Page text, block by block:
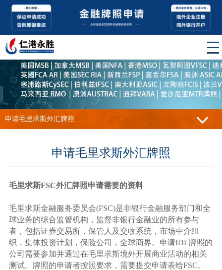
申请毛里求斯外汇牌照
申请毛里求斯外汇牌照
毛里求斯FSC外汇牌照申请需要的资料
毛里求斯金融服务委员会(FSC)是非银行金融服务部门和全
球业务的综合监管机构，监督非银行金融业的所有参与
者，包括证券交易所，保管人及交收系统，市场中介组
织，集体投资计划，保险公司，全球商界。申请IDL牌照的
公司需要参加并通过在毛里求斯境外开展商业活动的相关
测试。牌照的申请者按照要求，需要提交申请表给FSC。